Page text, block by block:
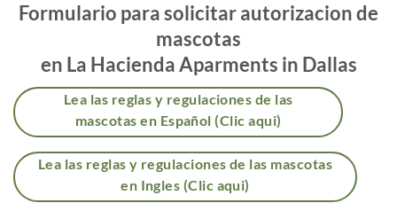
Formulario para solicitar autorizacion de
mascotas
en La Hacienda Aparments in Dallas
Lea las reglas y regulaciones de las
mascotas en Español (Clic aqui)
Lea las reglas y regulaciones de las mascotas
en Ingles (Clic aqui)